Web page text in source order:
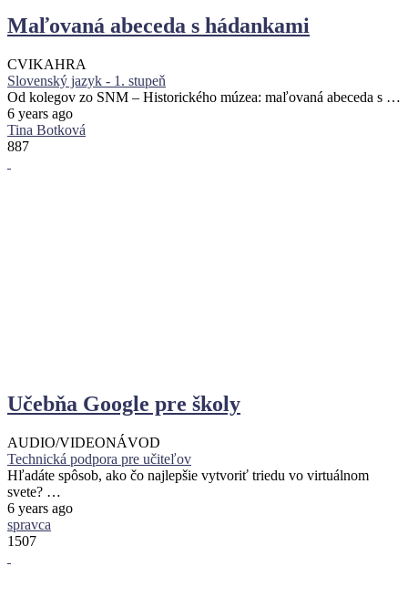
Maľovaná abeceda s hádankami
CVIKAHRA
Slovenský jazyk - 1. stupeň
Od kolegov zo SNM – Historického múzea: maľovaná abeceda s …
6 years ago
Tina Botková
887
Učebňa Google pre školy
AUDIO/VIDEONÁVOD
Technická podpora pre učiteľov
Hľadáte spôsob, ako čo najlepšie vytvoriť triedu vo virtuálnom
svete? …
6 years ago
spravca
1507